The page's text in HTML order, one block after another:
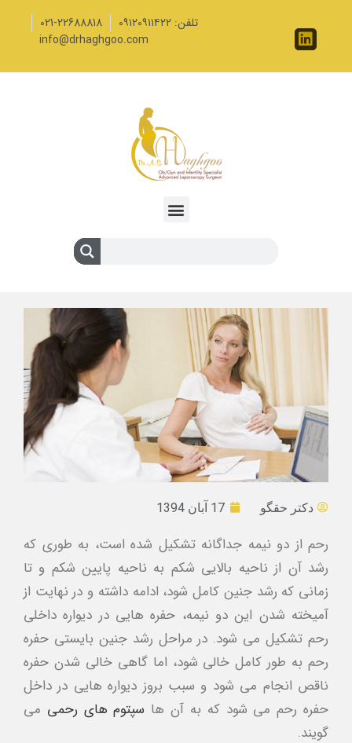
تلفن: ۰۹۱۲۰۹۱۱۴۲۲
021-22688818
info@drhaghgoo.com
دکتر حقگو 17 آبان 1394
رحم از دو نیمه جداگانه تشکیل شده است، به طوری که
رشد آن از ناحیه بالایی شکم به ناحیه پایین شکم و تا
زمانی که رشد جنین کامل شود، ادامه داشته و در نهایت از
آمیخته شدن این دو نیمه، حفره هایی در دیواره داخلی
رحم تشکیل می شود. در مراحل رشد جنین بایستی حفره
رحم به طور کامل خالی شود، اما گاهی خالی شدن حفره
ناقص انجام می شود و سبب بروز دیواره هایی در داخل
حفره رحم می شود که به آن ها سپتوم های رحمی می
گویند.